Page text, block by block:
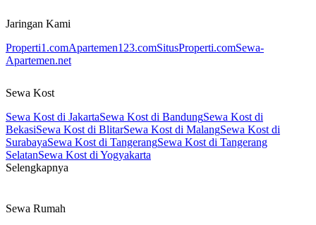
Jaringan Kami
Properti1.comApartemen123.comSitusProperti.comSewa-
Apartemen.net
Sewa Kost
Sewa Kost di JakartaSewa Kost di BandungSewa Kost di
BekasiSewa Kost di BlitarSewa Kost di MalangSewa Kost di
SurabayaSewa Kost di TangerangSewa Kost di Tangerang
SelatanSewa Kost di Yogyakarta
Selengkapnya
Sewa Rumah